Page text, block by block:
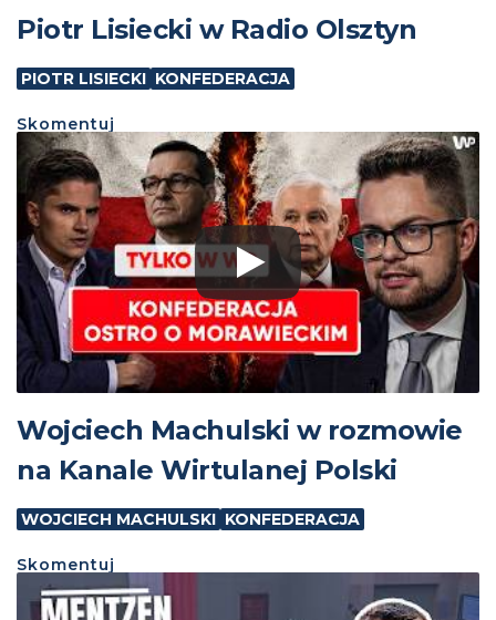
Piotr Lisiecki w Radio Olsztyn
PIOTR LISIECKI KONFEDERACJA
Skomentuj
Wojciech Machulski w rozmowie
na Kanale Wirtulanej Polski
WOJCIECH MACHULSKI KONFEDERACJA
Skomentuj